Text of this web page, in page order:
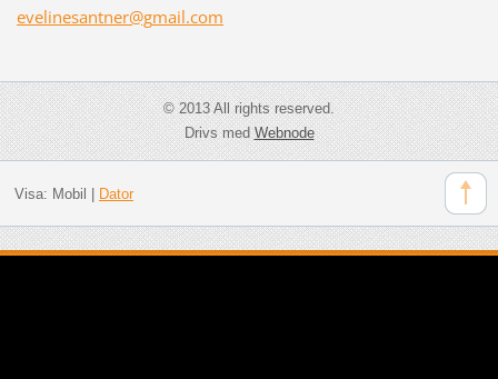
evelinesantner@gmail.com
© 2013 All rights reserved.
Drivs medWebnode
Visa: Mobil Dator